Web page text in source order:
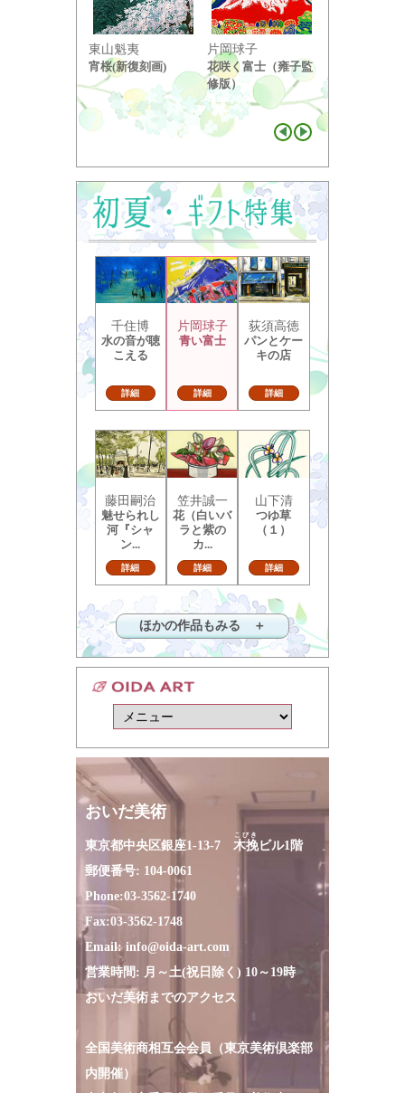
東山魁夷
宵桜(新復刻画)
片岡球子
花咲く富士（雍子監
修版）
千住博
水の音が聴
こえる
詳細
片岡球子
青い富士
詳細
荻須高徳
パンとケー
キの店
詳細
藤田嗣治
魅せられし
河『シャ
ン...
詳細
笠井誠一
花（白いバ
ラと紫の
カ...
詳細
山下清
つゆ草
（１）
詳細
ほかの作品もみる ＋
おいだ美術
東京都中央区銀座1-13-7 木挽
こびき
ビル1階
郵便番号: 104-0061
Phone:03-3562-1740
Fax:03-3562-1748
Email: info@oida-art.com
営業時間: 月～土(祝日除く) 10～19時
おいだ美術までのアクセス
全国美術商相互会会員（東京美術倶楽部
内開催）